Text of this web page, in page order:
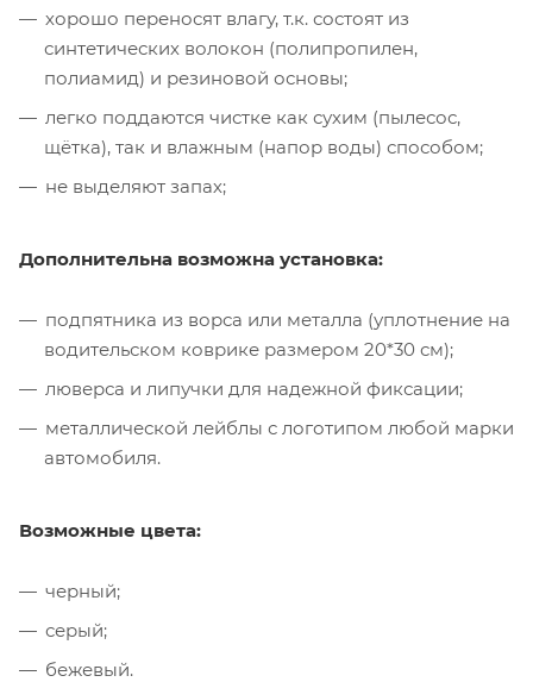
хорошо переносят влагу, т.к. состоят из
синтетических волокон (полипропилен,
полиамид) и резиновой основы;
легко поддаются чистке как сухим (пылесос,
щётка), так и влажным (напор воды) способом;
не выделяют запах;
Дополнительна возможна установка:
подпятника из ворса или металла (уплотнение на
водительском коврике размером 20*30 см);
люверса и липучки для надежной фиксации;
металлической лейблы с логотипом любой марки
автомобиля.
Возможные цвета:
черный;
серый;
бежевый.